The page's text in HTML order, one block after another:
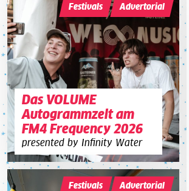
Das VOLUME
Autogrammzelt am
FM4 Frequency 2026
presented by Infinity Water
Festivals Advertorial
Festivals Advertorial